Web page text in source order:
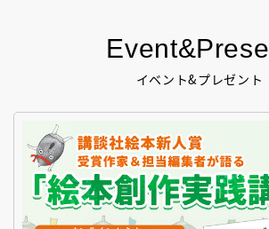
イベント&プレゼント